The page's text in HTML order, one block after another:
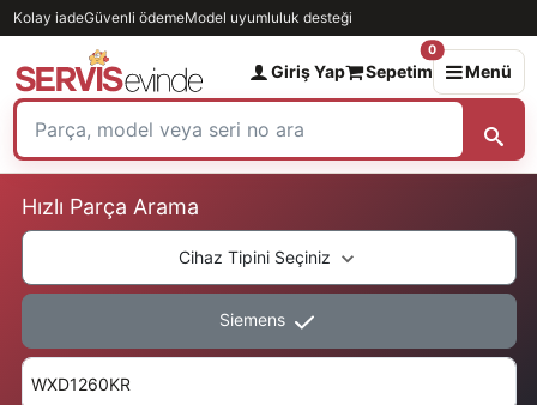
Kolay iadeGüvenli ödemeModel uyumluluk desteği
Giriş Yap Sepetim
0
Menü
Hızlı Parça Arama
Cihaz Tipini Seçiniz
Siemens